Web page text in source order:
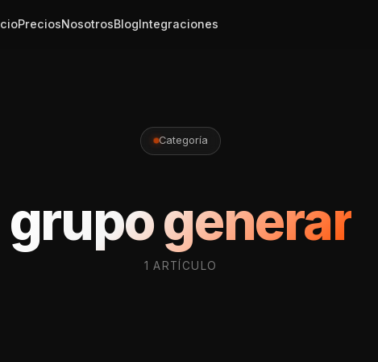
PreciosNosotrosBlogIntegraciones
Categoría
grupo generar
1 ARTÍCULO